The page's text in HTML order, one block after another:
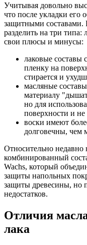
Учитывая довольно
что после укладки его
защитными составами.
разделить на три
свои плюсы и минусы:
лаковые составы
пленку на
стирается и
масляные
материалу
но для
поверхности и
воски имеют
долговечны, чем
Относительно недавно
комбинированный
Wachs, который
защиты напольных
защиты древесины, но
недостатков.
Отличия
лака